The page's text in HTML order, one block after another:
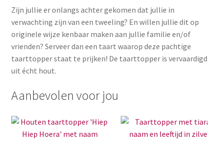
Zijn jullie er onlangs achter gekomen dat jullie in
verwachting zijn van een tweeling? En willen jullie dit op
originele wijze kenbaar maken aan jullie familie en/of
vrienden? Serveer dan een taart waarop deze pachtige
taarttopper staat te prijken! De taarttopper is vervaardigd
uit écht hout.
Aanbevolen voor jou